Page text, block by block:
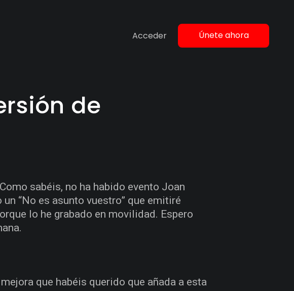
Acceder Únete ahora
de
sabéis, no ha habido evento Joan
“No es asunto vuestro” que emitiré
lo he grabado en movilidad. Espero
que habéis querido que añada a esta